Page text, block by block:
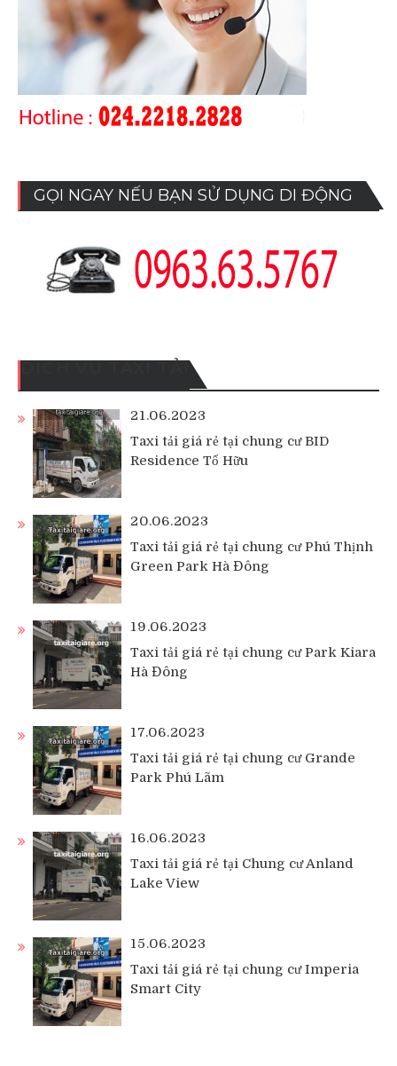
GỌI NGAY NẾU BẠN SỬ DỤNG DI ĐỘNG
21.06.2023
Taxi tải giá rẻ tại chung cư BID
Residence Tố Hữu
20.06.2023
Taxi tải giá rẻ tại chung cư Phú Thịnh
Green Park Hà Đông
19.06.2023
Taxi tải giá rẻ tại chung cư Park Kiara
Hà Đông
17.06.2023
Taxi tải giá rẻ tại chung cư Grande
Park Phú Lãm
16.06.2023
Taxi tải giá rẻ tại Chung cư Anland
Lake View
15.06.2023
Taxi tải giá rẻ tại chung cư Imperia
Smart City